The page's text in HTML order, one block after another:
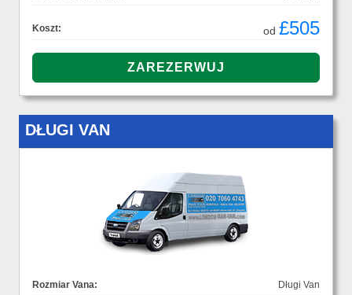
Koszt: od £505
DŁUGI VAN
Rozmiar Vana:
Długi Van